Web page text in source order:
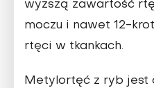
wyższą zawartość
moczu i nawet 12-
rtęci w tkankach.
Metylortęć z ryb jest